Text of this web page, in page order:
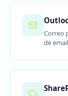
Correo
de